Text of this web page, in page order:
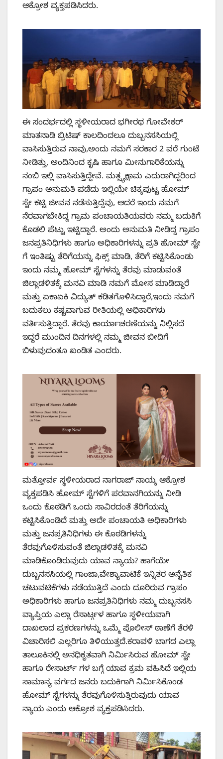
ಆಕ್ರೋಶ ವ್ಯಕ್ತಪಡಿಸಿದರು.
ಈ ಸಂದರ್ಭದಲ್ಲಿ ಸ್ಥಳೀಯರಾದ ಭಗೀರಥ ಗೋವೇಕರ್
ಮಾತನಾಡಿ ಬ್ರಿಟಿಷ್ ಕಾಲದಿಂದಲೂ ದುಬ್ಬನಸಸಿಯಲ್ಲಿ
ವಾಸಿಸುತ್ತಿರುವ ನಾವು,ಅಂದು ನಮಗೆ ಸರಕಾರ 2 ವರೆ ಗುಂಟೆ
ನೀಡಿತ್ತು, ಅಂದಿನಿಂದ ಕೃಷಿ ಹಾಗೂ ಮೀನುಗಾರಿಕೆಯನ್ನು
ನಂಬಿ ಇಲ್ಲಿ ವಾಸಿಸುತ್ತಿದ್ದೇವೆ. ಮತ್ಸ್ಯಕ್ಷಾಮ ಎದುರಾಗಿದ್ದರಿಂದ
ಗ್ರಾಪಂ ಅನುಮತಿ ಪಡೆದು ಇಲ್ಲಿಯೇ ಚಿಕ್ಕಪುಟ್ಟ ಹೋಮ್
ಸ್ಟೇ ಕಟ್ಟಿ ಜೀವನ ನಡೆಸುತ್ತಿದ್ದೆವು, ಆದರೆ ಇಂದು ನಮಗೆ
ನೆರವಾಗಬೇಕಿದ್ದ ಗ್ರಾಮ ಪಂಚಾಯತಿಯವರು ನಮ್ಮ ಬದುಕಿಗೆ
ಕೊಡಲಿ ಪೆಟ್ಟು ಇಟ್ಟಿದ್ದಾರೆ. ಅಂದು ಅನುಮತಿ ನೀಡಿದ್ದ ಗ್ರಾಪಂ
ಜನಪ್ರತಿನಿಧಿಗಳು ಹಾಗೂ ಅಧಿಕಾರಿಗಳನ್ನು ಪ್ರತಿ ಹೋಮ್ ಸ್ಟೇ
ಗೆ ಇಂತಿಷ್ಟು ತೆರಿಗೆಯನ್ನು ಫಿಕ್ಸ್ ಮಾಡಿ, ತೆರಿಗೆ ಕಟ್ಟಿಸಿಕೊಂಡು
ಇಂದು ನಮ್ಮ ಹೋಮ್ ಸ್ಟೆಗಳನ್ನು ತೆರವು ಮಾಡುವಂತೆ
ಜಿಲ್ಲಾಡಳಿತಕ್ಕೆ ಮನವಿ ಮಾಡಿ ನಮಗೆ ಮೋಸ ಮಾಡಿದ್ದಾರೆ
ಮತ್ತು ಏಕಾಏಕಿ ವಿದ್ಯುತ್ ಕಡಿತಗೊಳಿಸಿದ್ದಾರೆ,ಇಂದು ನಮಗೆ
ಬದುಕಲು ಕಷ್ಟವಾಗುವ ರೀತಿಯಲ್ಲಿ ಅಧಿಕಾರಿಗಳು
ವರ್ತಿಸುತ್ತಿದ್ದಾರೆ. ತೆರವು ಕಾರ್ಯಾಚರಣೆಯನ್ನು ನಿಲ್ಲಿಸದೆ
ಇದ್ದರೆ ಮುಂದಿನ ದಿನಗಳಲ್ಲಿ ನಮ್ಮ ಜೀವನ ಬೀದಿಗೆ
ಬಿಳುವುದಂತೂ ಖಂಡಿತ ಎಂದರು.
ಮತ್ತೋರ್ವ ಸ್ಥಳೀಯರಾದ ನಾಗರಾಜ್ ನಾಯ್ಕ ಆಕ್ರೋಶ
ವ್ಯಕ್ತಪಡಿಸಿ ಹೋಮ್ ಸ್ಟೆಗಳಿಗೆ ಪರವಾನಗಿಯನ್ನು ನೀಡಿ
ಒಂದು ಕೊಠಡಿಗೆ ಒಂದು ಸಾವಿರದಂತೆ ತೆರಿಗೆಯನ್ನು
ಕಟ್ಟಿಸಿಕೊಂಡಿದೆ ಮತ್ತು ಅದೇ ಪಂಚಾಯತಿ ಅಧಿಕಾರಿಗಳು
ಮತ್ತು ಜನಪ್ರತಿನಿಧಿಗಳು ಈ ಕೊಠಡಿಗಳನ್ನು
ತೆರವುಗೊಳಿಸುವಂತೆ ಜಿಲ್ಲಾಡಳಿತಕ್ಕೆ ಮನವಿ
ಮಾಡಿಕೊಂಡಿರುವುದು ಯಾವ ನ್ಯಾಯ? ಹಾಗೆಯೇ
ದುಬ್ಬನಸಸಿಯಲ್ಲಿ ಗಾಂಜಾ,ವೇಶ್ಯಾವಾಟಿಕೆ ಇನ್ನಿತರ ಅನೈತಿಕ
ಚಟುವಟಿಕೆಗಳು ನಡೆಯುತ್ತಿದೆ ಎಂದು ದೂರಿರುವ ಗ್ರಾಪಂ
ಅಧಿಕಾರಿಗಳು ಹಾಗೂ ಜನಪ್ರತಿನಿಧಿಗಳು ನಮ್ಮ ದುಬ್ಬನಸಸಿ
ವ್ಯಾಪ್ತಿಯ ಎಲ್ಲಾ ರೆಸಾರ್ಟ್ಗಳ ಹಾಗೂ ಸ್ಥಳೀಯವಾಗಿ
ದಾಖಲಾದ ಪ್ರಕರಣಗಳನ್ನು ಒಮ್ಮೆ ಪೊಲೀಸ್ ಠಾಣೆಗೆ ತೆರಳಿ
ವಿಚಾರಿಸಲಿ ಎಲ್ಲರಿಗೂ ತಿಳಿಯುತ್ತದೆ.ಕರಾವಳಿ ಬಾಗದ ಎಲ್ಲಾ
ತಾಲೂಕಿನಲ್ಲಿ ಅನಧಿಕೃತವಾಗಿ ನಿರ್ಮಿಸಿರುವ ಹೋಮ್ ಸ್ಟೇ
ಹಾಗೂ ರೇಸಾರ್ಟ್ ಗಳ ಬಗ್ಗೆ ಯಾವ ಕ್ರಮ ವಹಿಸಿದೆ ಇಲ್ಲಿಯ
ಸಾಮಾನ್ಯ ವರ್ಗದ ಜನರು ಬದುಕಿಗಾಗಿ ನಿರ್ಮಿಸಿಕೊಂಡ
ಹೋಮ್ ಸ್ಟೆಗಳನ್ನು ತೆರವುಗೊಳಿಸುತ್ತಿರುವುದು ಯಾವ
ನ್ಯಾಯ ಎಂದು ಆಕ್ರೋಶ ವ್ಯಕ್ತಪಡಿಸಿದರು.